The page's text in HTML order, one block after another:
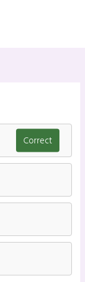
Correct